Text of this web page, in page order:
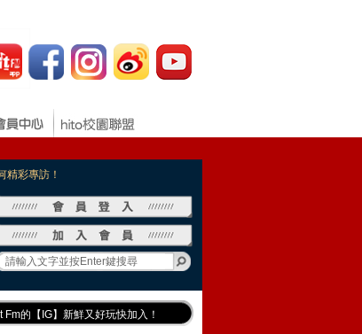
精彩專訪！
Fm的【IG】新鮮又好玩快加入！